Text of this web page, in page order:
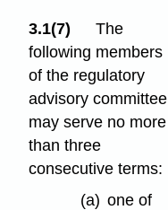
3.1(7)
The
following members
of the regulatory
advisory committee
may serve no more
than three
consecutive terms:
(a) one of